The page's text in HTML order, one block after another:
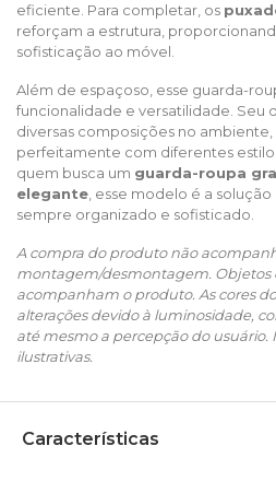
eficiente. Para completar, os
reforçam a estrutura,
sofisticação ao móvel.
Além de espaçoso, esse guarda-
funcionalidade e versatilidade. Seu
diversas composições no
perfeitamente com diferentes
quem busca um guarda-roupa
elegante , esse modelo é a
sempre organizado e sofisticado.
A compra do produto não
montagem/desmontagem. Objetos
acompanham o produto. As cores
alterações devido à luminosidade,
até mesmo a percepção do
ilustrativas.
Características